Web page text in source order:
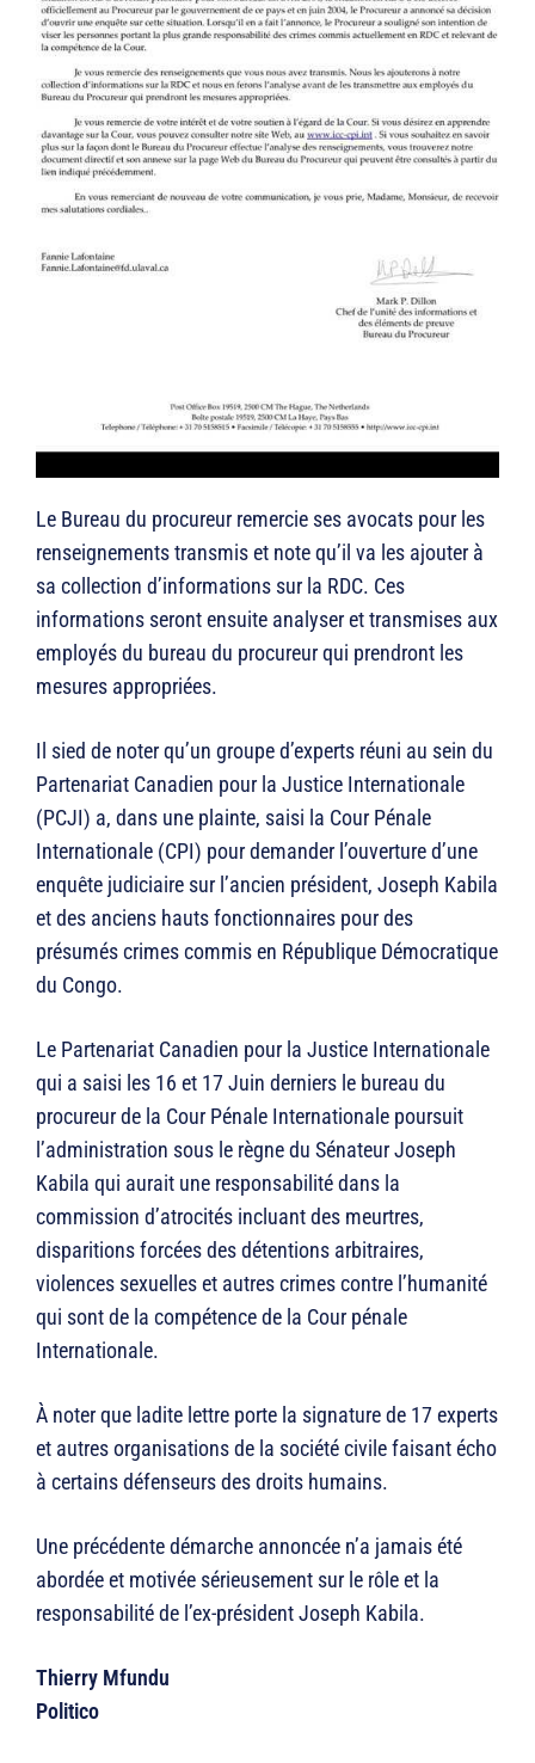
Le Bureau du procureur remercie ses avocats pour les
renseignements transmis et note qu’il va les ajouter à
sa collection d’informations sur la RDC. Ces
informations seront ensuite analyser et transmises aux
employés du bureau du procureur qui prendront les
mesures appropriées.
Il sied de noter qu’un groupe d’experts réuni au sein du
Partenariat Canadien pour la Justice Internationale
(PCJI) a, dans une plainte, saisi la Cour Pénale
Internationale (CPI) pour demander l’ouverture d’une
enquête judiciaire sur l’ancien président, Joseph Kabila
et des anciens hauts fonctionnaires pour des
présumés crimes commis en République Démocratique
du Congo.
Le Partenariat Canadien pour la Justice Internationale
qui a saisi les 16 et 17 Juin derniers le bureau du
procureur de la Cour Pénale Internationale poursuit
l’administration sous le règne du Sénateur Joseph
Kabila qui aurait une responsabilité dans la
commission d’atrocités incluant des meurtres,
disparitions forcées des détentions arbitraires,
violences sexuelles et autres crimes contre l’humanité
qui sont de la compétence de la Cour pénale
Internationale.
À noter que ladite lettre porte la signature de 17 experts
et autres organisations de la société civile faisant écho
à certains défenseurs des droits humains.
Une précédente démarche annoncée n’a jamais été
abordée et motivée sérieusement sur le rôle et la
responsabilité de l’ex-président Joseph Kabila.
Thierry Mfundu
Politico